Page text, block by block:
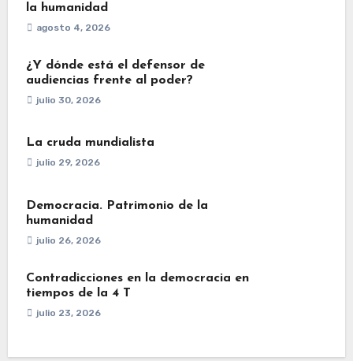
la humanidad
agosto 4, 2026
¿Y dónde está el defensor de
audiencias frente al poder?
julio 30, 2026
La cruda mundialista
julio 29, 2026
Democracia. Patrimonio de la
humanidad
julio 26, 2026
Contradicciones en la democracia en
tiempos de la 4 T
julio 23, 2026